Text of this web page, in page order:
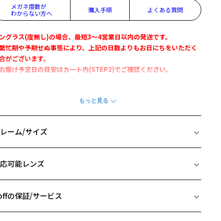
メガネ度数が
わからない方へ
購入手順 よくある質問
グラス(度無し)の場合、最短3～4営業日以内の発送です。
忙期や予期せぬ事態により、上記の日数よりもお日にちをいただく
がございます。
届け予定日の目安はカート内(STEP2)でご確認ください。
ュアルスタイルにも合うミニマルデザインを揃えました。
リーズ展開するメガネを、WEB限定仕様のサングラスでご用意しま
。
イント】
げなく施されたパーツや彫金が、上品で落ち着いた印象を与えま
ーム/サイズ
リッジ(鼻部分)の横幅：22mm
可能レンズ
フレームとレンズの合計料金を知りたい方へ
の保証/サービス